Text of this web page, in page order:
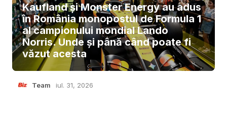
Kaufland și Monster Energy au adus
în România monopostul de Formula 1
al campionului mondial Lando
Norris. Unde și până când poate fi
văzut acesta
Team iul. 31, 2026